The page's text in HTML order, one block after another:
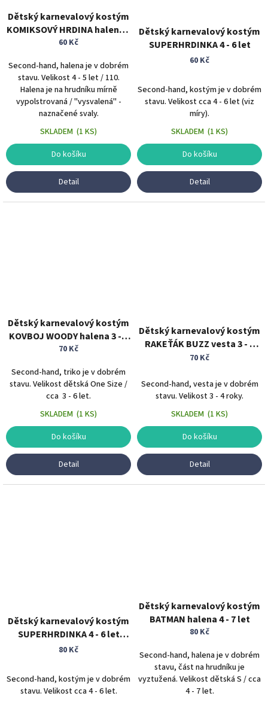
Dětský karnevalový kostým
KOMIKSOVÝ HRDINA halena 4
- 5 let
60 Kč
Second-hand, halena je v dobrém
stavu. Velikost 4 - 5 let / 110.
Halena je na hrudníku mírně
vypolstrovaná / "vysvalená" -
naznačené svaly.
SKLADEM (1 KS)
Do košíku
Detail
Dětský karnevalový kostým
SUPERHRDINKA 4 - 6 let
60 Kč
Second-hand, kostým je v dobrém
stavu. Velikost cca 4 - 6 let (viz
míry).
SKLADEM (1 KS)
Do košíku
Detail
Dětský karnevalový kostým
KOVBOJ WOODY halena 3 - 6
let
70 Kč
Second-hand, triko je v dobrém
stavu. Velikost dětská One Size /
cca 3 - 6 let.
SKLADEM (1 KS)
Do košíku
Detail
Dětský karnevalový kostým
RAKEŤÁK BUZZ vesta 3 - 4
roky
70 Kč
Second-hand, vesta je v dobrém
stavu. Velikost 3 - 4 roky.
SKLADEM (1 KS)
Do košíku
Detail
Dětský karnevalový kostým
SUPERHRDINKA 4 - 6 let
supehrdina film
80 Kč
Second-hand, kostým je v dobrém
stavu. Velikost cca 4 - 6 let.
Dětský karnevalový kostým
BATMAN halena 4 - 7 let
80 Kč
Second-hand, halena je v dobrém
stavu, část na hrudníku je
vyztužená. Velikost dětská S / cca
4 - 7 let.